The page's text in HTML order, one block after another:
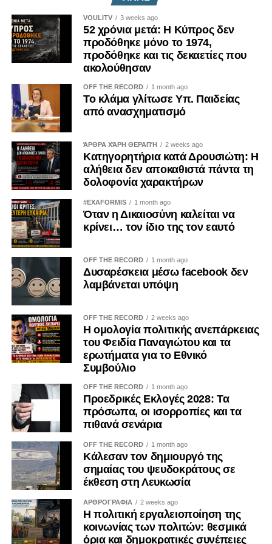
Χθες, πάντως, οι «27» κατέληξαν ομόφωνα στην
παράταση των οικονομικών κυρώσεων κατά της Ρωσίας
για ακόμη έναν χρόνο, στέλνοντας σαφές μήνυμα
συνέχειας της ευρωπαϊκής στήριξης προς το Κίεβο.
Παράλληλα, ενέκριναν κοινά συμπεράσματα για την
Ουκρανία, εξέλιξη που καταγράφεται για πρώτη φορά μετά
τον Δεκέμβριο του 2024.
αλλαγή στην Ουγγαρία και την ολοκλήρωση της περιόδου
κατά την οποία ο Βίκτορ Όρμπαν εμπόδιζε επανειλημμένα
την υιοθέτηση κοινών ευρωπαϊκών θέσεων για την
Ουκρανία. Η αποκατάσταση της ομοφωνίας θεωρήθηκε
ιδιαίτερα σημαντική από πολλούς ηγέτες, καθώς
πραγματοποιείται σε μια περίοδο όπου η Ευρωπαϊκή
Ένωση επιδιώκει να προβάλλει ενιαίο μέτωπο απέναντι
στη Ρωσία.
Ωστόσο, η χθεσινή συζήτηση δεν εξελίχθηκε χωρίς
εντάσεις. Στο επίκεντρο βρέθηκε η πρωτοβουλία του
να ξεκινήσει διερευνητικό διπλωματικό δίαυλο με τη
Μόσχα, προκειμένου να εξεταστεί κατά πόσο υπάρχουν οι
προϋποθέσεις για μελλοντικές διαπραγματεύσεις.
Σύμφωνα με αρμόδιες πηγές, οι επαφές αυτές
παραμένουν σε τεχνικό και διερευνητικό επίπεδο, χωρίς
να αγγίζουν την ουσία ή να συνιστούν διαπραγμάτευση.
Παρά τις σχετικές διαβεβαιώσεις, η πρωτοβουλία του
Αντόνιο Κόστα προκάλεσε δυσφορία σε αρκετές
ευρωπαϊκές πρωτεύουσες. Ειδικότερα, η Πολωνία, οι
τρεις χώρες της Βαλτικής και τα σκανδιναβικά κράτη
εξέφρασαν επιφυλάξεις, θεωρώντας ότι οποιαδήποτε
προσέγγιση προς τη Ρωσία θα πρέπει να αποφασίζεται
συλλογικά και έπειτα από πλήρη διαβούλευση μεταξύ των
κρατών-μελών. Σύμφωνα με διπλωματικές πηγές, η
VOULITV 3 weeks ago
52 χρόνια μετά: Η Κύπρος δεν
προδόθηκε μόνο το 1974,
προδόθηκε και τις δεκαετίες που
ακολούθησαν
OFF THE RECORD 1 month ago
Το κλάμα γλίτωσε Υπ. Παιδείας
από ανασχηματισμό
ΆΡΘΡΑ ΧΆΡΗ ΘΕΡΑΠΉ 2 weeks ago
Κατηγορητήρια κατά Δρουσιώτη: Η
αλήθεια δεν αποκαθιστά πάντα τη
δολοφονία χαρακτήρων
#EXAFORMIS 1 month ago
Όταν η Δικαιοσύνη καλείται να
κρίνει… τον ίδιο της τον εαυτό
OFF THE RECORD 1 month ago
Δυσαρέσκεια μέσω facebook δεν
λαμβάνεται υπόψη
OFF THE RECORD 2 weeks ago
Η ομολογία πολιτικής ανεπάρκειας
του Φειδία Παναγιώτου και τα
ερωτήματα για το Εθνικό
Συμβούλιο
OFF THE RECORD 1 month ago
Προεδρικές Εκλογές 2028: Τα
πρόσωπα, οι ισορροπίες και τα
πιθανά σενάρια
OFF THE RECORD 1 month ago
Κάλεσαν τον δημιουργό της
σημαίας του ψευδοκράτους σε
έκθεση στη Λευκωσία
ΑΡΘΡΟΓΡΑΦΙΑ 2 weeks ago
Η πολιτική εργαλειοποίηση της
κοινωνίας των πολιτών: θεσμικά
όρια και δημοκρατικές συνέπειες